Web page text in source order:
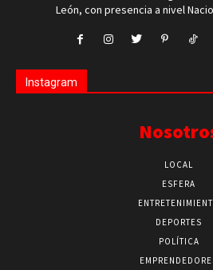
León, con presencia a nivel
Instagram
LOCAL
ESFERA
DEPORTES
POLÍTICA